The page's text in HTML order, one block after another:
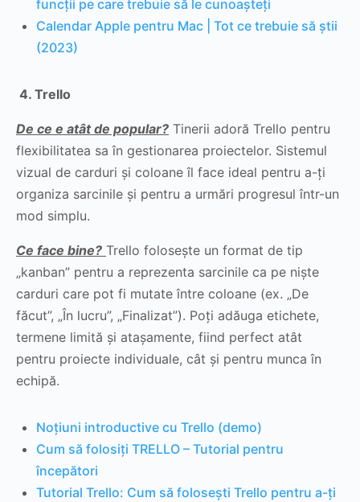
funcții pe care trebuie să le cunoașteți
Calendar Apple pentru Mac | Tot ce trebuie să știi
(2023)
4. Trello
De ce e atât de popular? Tinerii adoră Trello pentru
flexibilitatea sa în gestionarea proiectelor. Sistemul
vizual de carduri și coloane îl face ideal pentru a-ți
organiza sarcinile și pentru a urmări progresul într-un
mod simplu.
Ce face bine? Trello folosește un format de tip
„kanban” pentru a reprezenta sarcinile ca pe niște
carduri care pot fi mutate între coloane (ex. „De
făcut”, „În lucru”, „Finalizat”). Poți adăuga etichete,
termene limită și atașamente, fiind perfect atât
pentru proiecte individuale, cât și pentru munca în
echipă.
Noțiuni introductive cu Trello (demo)
Cum să folosiți TRELLO – Tutorial pentru
începători
Tutorial Trello: Cum să folosești Trello pentru a-ți